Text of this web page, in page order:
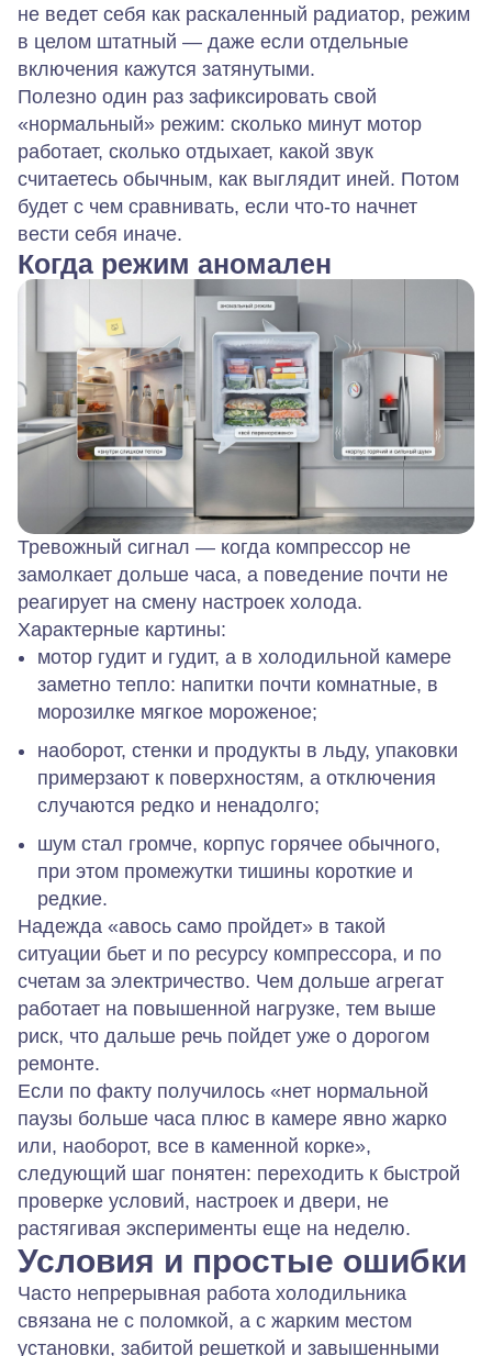
не ведет себя как раскаленный радиатор, режим
в целом штатный — даже если отдельные
включения кажутся затянутыми.
Полезно один раз зафиксировать свой
«нормальный» режим: сколько минут мотор
работает, сколько отдыхает, какой звук
считаетесь обычным, как выглядит иней. Потом
будет с чем сравнивать, если что‑то начнет
вести себя иначе.
Когда режим аномален
Тревожный сигнал — когда компрессор не
замолкает дольше часа, а поведение почти не
реагирует на смену настроек холода.
Характерные картины:
мотор гудит и гудит, а в холодильной камере
заметно тепло: напитки почти комнатные, в
морозилке мягкое мороженое;
наоборот, стенки и продукты в льду, упаковки
примерзают к поверхностям, а отключения
случаются редко и ненадолго;
шум стал громче, корпус горячее обычного,
при этом промежутки тишины короткие и
редкие.
Надежда «авось само пройдет» в такой
ситуации бьет и по ресурсу компрессора, и по
счетам за электричество. Чем дольше агрегат
работает на повышенной нагрузке, тем выше
риск, что дальше речь пойдет уже о дорогом
ремонте.
Если по факту получилось «нет нормальной
паузы больше часа плюс в камере явно жарко
или, наоборот, все в каменной корке»,
следующий шаг понятен: переходить к быстрой
проверке условий, настроек и двери, не
растягивая эксперименты еще на неделю.
Условия и простые ошибки
Часто непрерывная работа холодильника
связана не с поломкой, а с жарким местом
установки, забитой решеткой и завышенными